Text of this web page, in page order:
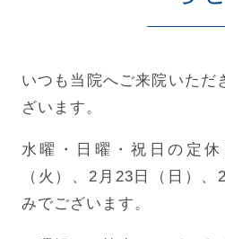
いつも当院へご来院いただ
ざいます。
水曜・日曜・祝日の定
（火）、2月23日（日）
みでございます。